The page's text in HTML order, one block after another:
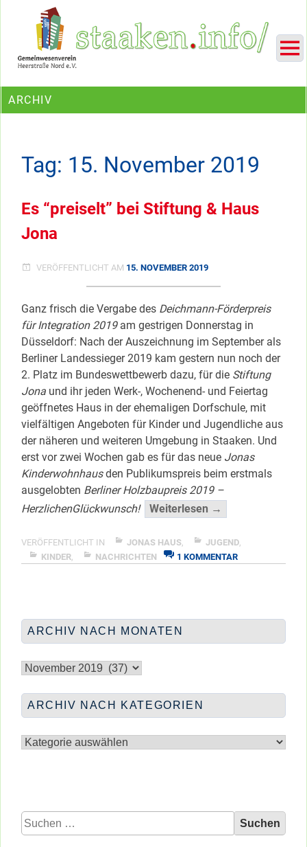
Ein Projekt des Gemeinwesenvereins Heerstraße Nord
ARCHIV
Tag: 15. November 2019
Es “preiselt” bei Stiftung & Haus
Jona
VERÖFFENTLICHT AM 15. NOVEMBER 2019
Ganz frisch die Vergabe des Deichmann-Förderpreis
für Integration 2019am gestrigen Donnerstag in
Düsseldorf: Nach der Auszeichnung im September als
Berliner Landessieger 2019 kam gestern nun noch der
2. Platz im Bundeswettbewerb dazu, für die Stiftung
Jona und ihr jeden Werk-, Wochenend- und Feiertag
geöffnetes Haus in der ehemaligen Dorfschule, mit
vielfältigen Angeboten für Kinder und Jugendliche aus
der näheren und weiteren Umgebung in Staaken. Und
erst vor zwei Wochen gab es für das neue Jonas
Kinderwohnhausden Publikumspreis beim erstmals
ausgelobten Berliner Holzbaupreis 2019 –
HerzlichenGlückwunsch!
Weiterlesen →
bei
Stiftung
VERÖFFENTLICHT IN JONAS HAUS, JUGEND,
KINDER, NACHRICHTEN 1 KOMMENTARZU
&
JONA
ARCHIV NACH MONATEN
nach
ARCHIV NACH KATEGORIEN
nach
Suchen
nach: